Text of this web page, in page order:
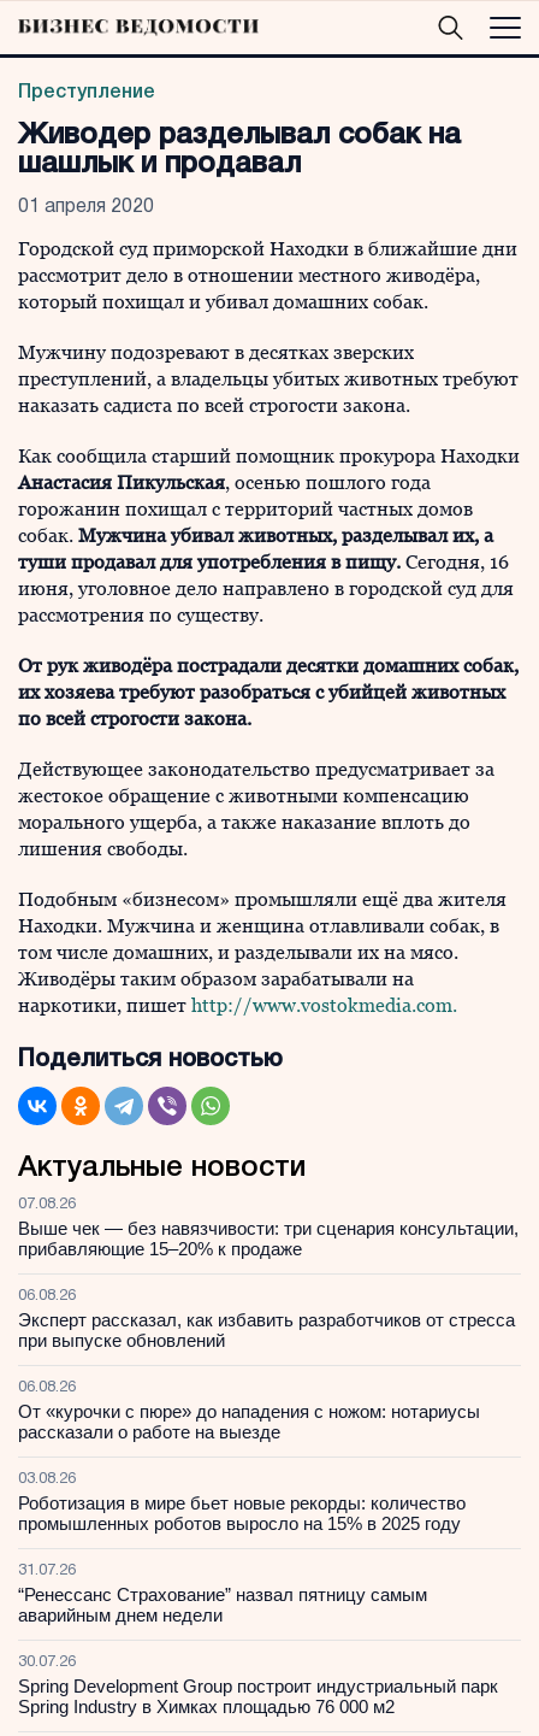
Преступление
Живодер разделывал собак на
шашлык и продавал
01 апреля 2020
Городской суд приморской Находки в ближайшие дни
рассмотрит дело в отношении местного живодёра,
который похищал и убивал домашних собак.
Мужчину подозревают в десятках зверских
преступлений, а владельцы убитых животных требуют
наказать садиста по всей строгости закона.
Как сообщила старший помощник прокурора Находки
Анастасия Пикульская, осенью пошлого года
горожанин похищал с территорий частных домов
собак. Мужчина убивал животных, разделывал их, а
туши продавал для употребления в пищу. Сегодня, 16
июня, уголовное дело направлено в городской суд для
рассмотрения по существу.
От рук живодёра пострадали десятки домашних собак,
их хозяева требуют разобраться с убийцей животных
по всей строгости закона.
Действующее законодательство предусматривает за
жестокое обращение с животными компенсацию
морального ущерба, а также наказание вплоть до
лишения свободы.
Подобным «бизнесом» промышляли ещё два жителя
Находки. Мужчина и женщина отлавливали собак, в
том числе домашних, и разделывали их на мясо.
Живодёры таким образом зарабатывали на
наркотики, пишет http://www.vostokmedia.com.
Поделиться новостью
Актуальные новости
07.08.26
Выше чек — без навязчивости: три сценария консультации,
прибавляющие 15–20% к продаже
06.08.26
Эксперт рассказал, как избавить разработчиков от стресса
при выпуске обновлений
06.08.26
От «курочки с пюре» до нападения с ножом: нотариусы
рассказали о работе на выезде
03.08.26
Роботизация в мире бьет новые рекорды: количество
промышленных роботов выросло на 15% в 2025 году
31.07.26
“Ренессанс Страхование” назвал пятницу самым
аварийным днем недели
30.07.26
Spring Development Group построит индустриальный парк
Spring Industry в Химках площадью 76 000 м2